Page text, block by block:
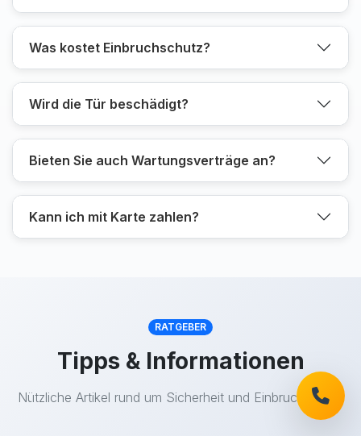
Was kostet Einbruchschutz?
Wird die Tür beschädigt?
Bieten Sie auch Wartungsverträge an?
Kann ich mit Karte zahlen?
RATGEBER
Tipps & Informationen
Nützliche Artikel rund um Sicherheit und Einbruchschutz